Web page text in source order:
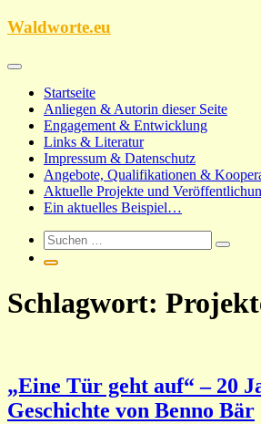
Zum
Waldworte.eu
Startseite
Anliegen & Autorin dieser Seite
Engagement & Entwicklung
Links & Literatur
Impressum & Datenschutz
Angebote, Qualifikationen &
Aktuelle Projekte und
Ein aktuelles Beispiel…
Schlagwort:
„Eine Tür geht auf“ – 20
Geschichte von Benno Bär